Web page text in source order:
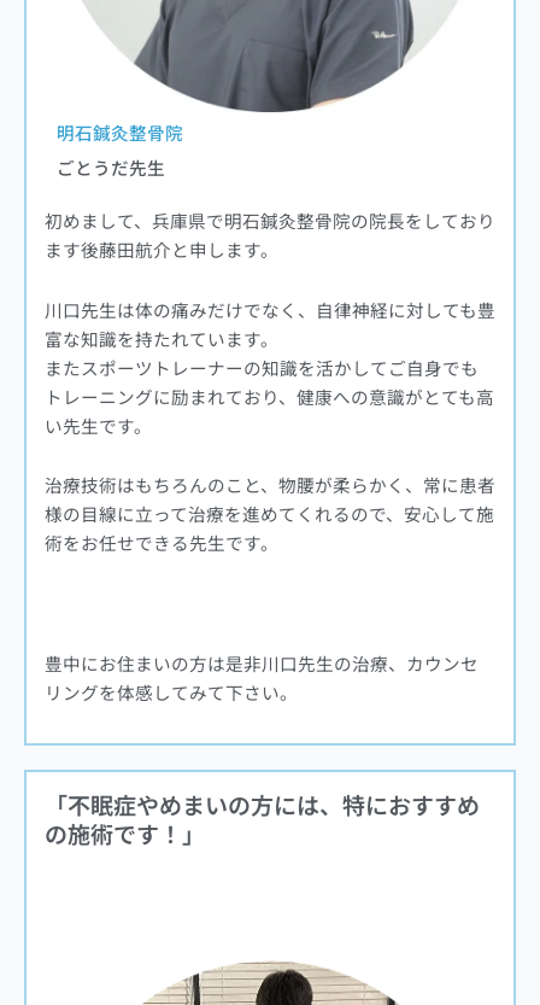
初めまして、兵庫県で明石鍼灸整骨院の院長をしており
ます後藤田航介と申します。
川口先生は体の痛みだけでなく、自律神経に対しても豊
富な知識を持たれています。
またスポーツトレーナーの知識を活かしてご自身でも
トレーニングに励まれており、健康への意識がとても高
い先生です。
治療技術はもちろんのこと、物腰が柔らかく、常に患者
様の目線に立って治療を進めてくれるので、安心して施
術をお任せできる先生です。
明石鍼灸整骨院
ごとうだ先生
豊中にお住まいの方は是非川口先生の治療、カウンセ
リングを体感してみて下さい。
「不眠症やめまいの方には、特におすすめ
の施術です！ 」